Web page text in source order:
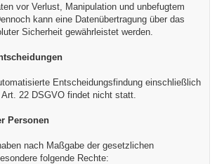
vor Verlust, Manipulation und unbefugtem
kann eine Datenübertragung über das
Sicherheit gewährleistet werden.
Entscheidungsfindung einschließlich
22 DSGVO findet nicht statt.
Personen
nach Maßgabe der gesetzlichen
folgende Rechte: